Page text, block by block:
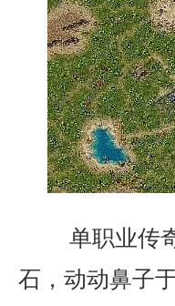
单职业传
石，动动鼻子